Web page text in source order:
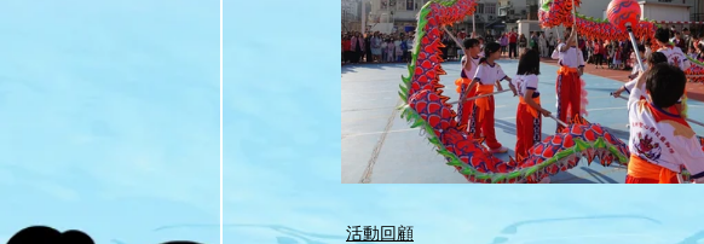
活動回顧